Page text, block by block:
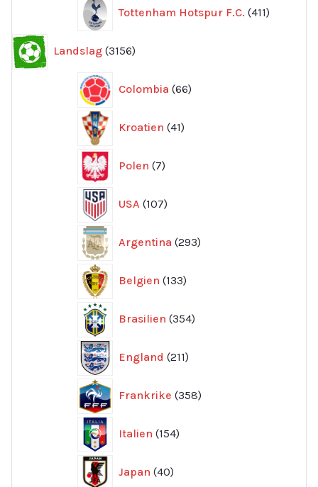
Tottenham Hotspur F.C. 411
produkter
Landslag 3156
produkter
Colombia 66
produkter
Kroatien 41
produkter
Polen 7
produkter
USA 107
produkter
Argentina 293
produkter
Belgien 133
produkter
Brasilien 354
produkter
England 211
produkter
Frankrike 358
produkter
Italien 154
produkter
Japan 40
produkter